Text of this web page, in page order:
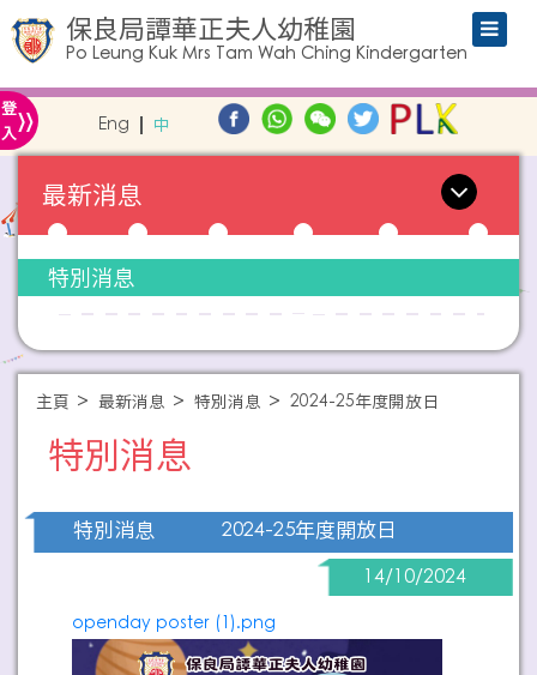
保良局譚華正夫人幼稚園
Po Leung Kuk Mrs Tam Wah Ching Kindergarten
登
入» Eng 中
最新消息
特別消息
主頁 最新消息 特別消息 2024-25年度開放日
特別消息
特別消息 2024-25年度開放日
14/10/2024
openday poster (1).png